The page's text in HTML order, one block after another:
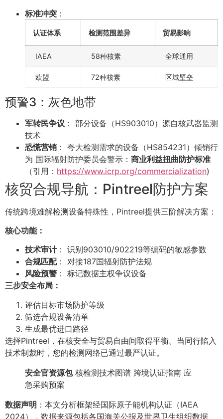
标准冲突 ：
认证体系 检测范围差异 贸易影响
IAEA 58种核素 全球通用
欧盟 72种核素 区域壁垒
预警3：灰色地带
军转民争议 ： 部分设备（HS903010）源自核武器监测
技术
恐慌营销 ： 夸大检测需求的设备（HS854231）倾销行
为 国际辐射防护委员会警示： 商业利益扭曲防护标准
（引用： https://www.icrp.org/commercialization)
核贸合规导航：Pintreel防护方案
传统跨境难解检测设备特殊性，Pintreel提供三阶解决方案：
核心功能：
技术审计： 识别903010/902219等编码的敏感参数
合规匹配： 对接187国辐射防护法规
风险预警 ： 标记数据主权争议设备
三步安全布局：
评估目标市场防护等级
筛选合规设备清单
生成最优进口路径
选择Pintreel，在核安全与贸易自由间取得平衡。当同行陷入
技术制裁时，您的检测网络已通过最严认证。
安全官资源包核检测技术图谱 跨境认证指南 应
急采购预案
数据声明 ：本文分析框架经国际原子能机构认证（IAEA
2024），数据来源包括各国海关公报及世界卫生组织数据